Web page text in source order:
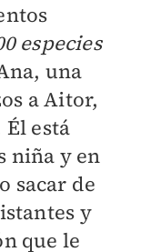
especies
una
a Aitor,
está
niña y en
sacar de
y
que le